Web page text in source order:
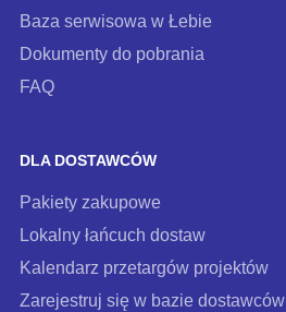
Baza serwisowa w Łebie
Dokumenty do pobrania
FAQ
DLA DOSTAWCÓW
Pakiety zakupowe
Lokalny łańcuch dostaw
Kalendarz przetargów projektów
Zarejestruj się w bazie dostawców